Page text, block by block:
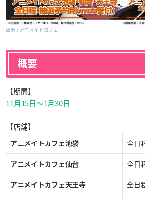
アニメイトカフェ
概要
【期間】
11月15日〜1月30日
【店舗】
アニメイトカフェ池袋 全日
アニメイトカフェ仙台 全日
アニメイトカフェ天王寺 全日